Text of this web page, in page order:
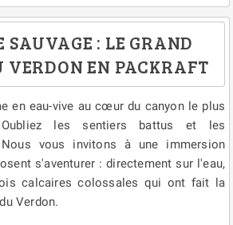
SAUVAGE : LE GRAND
VERDON EN PACKRAFT
en eau-vive au cœur du canyon le plus
Oubliez les sentiers battus et les
Nous vous invitons à une immersion
s'aventurer : directement sur l'eau,
calcaires colossales qui ont fait la
Verdon.